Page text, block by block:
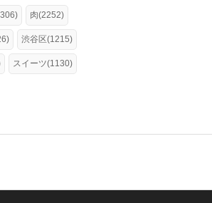
肉(2252)
渋谷区(1215)
スイーツ(1130)